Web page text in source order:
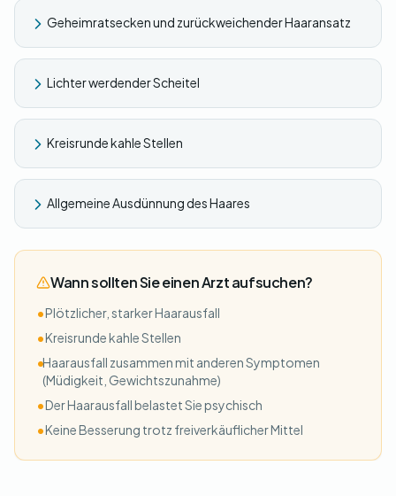
Geheimratsecken und zurückweichender Haaransatz
Lichter werdender Scheitel
Kreisrunde kahle Stellen
Allgemeine Ausdünnung des Haares
Wann sollten Sie einen Arzt aufsuchen?
•Plötzlicher, starker Haarausfall
•Kreisrunde kahle Stellen
•Haarausfall zusammen mit anderen Symptomen
(Müdigkeit, Gewichtszunahme)
•Der Haarausfall belastet Sie psychisch
•Keine Besserung trotz freiverkäuflicher Mittel